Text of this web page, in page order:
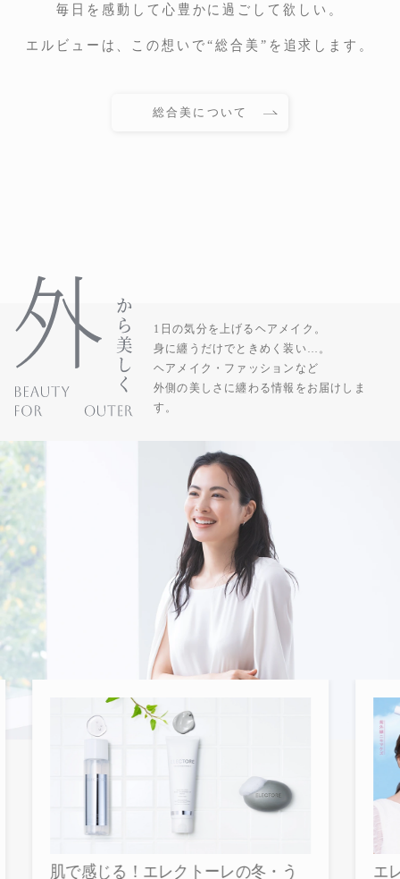
毎日を感動して心豊かに過ごして欲しい。
エルビューは、この想いで“総合美”を追求します。
総合美について
1日の気分を上げるヘアメイク。
身に纏うだけでときめく装い…。
ヘアメイク・ファッションなど
外側の美しさに纏わる情報をお届けしま
す。
肌で感じる！エレクトーレの冬・う エ